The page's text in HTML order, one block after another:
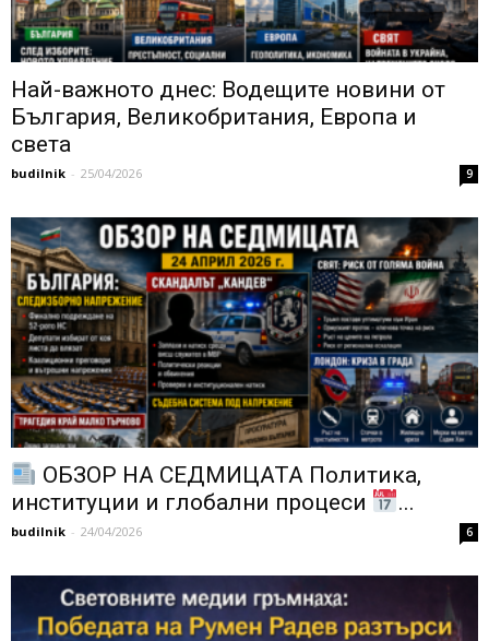
Най-важното днес: Водещите новини от
България, Великобритания, Европа и
света
budilnik - 25/04/2026 9
ОБЗОР НА СЕДМИЦАТА Политика,
институции и глобални процеси
...
budilnik - 24/04/2026 6